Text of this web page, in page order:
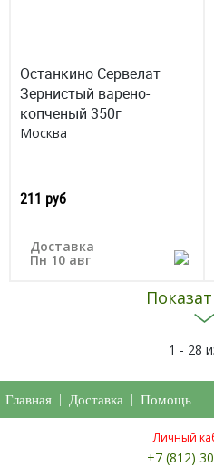
Останкино Сервелат
Зернистый варено-
копченый 350г
Москва
211 руб
Доставка
Пн 10 авг
1 - 28
Главная Доставка Помощь
Личный
+7 (812)